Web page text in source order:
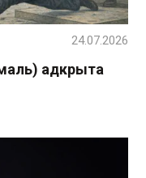
адкрыта
24.07.2026